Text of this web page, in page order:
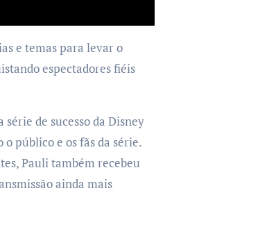
e temas para levar o
espectadores fiéis
de sucesso da Disney
público e os fãs da série.
Pauli também recebeu
ainda mais